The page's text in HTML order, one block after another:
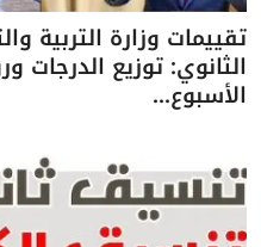
الثانوي: توزيع الدرجات
الأسبوع...